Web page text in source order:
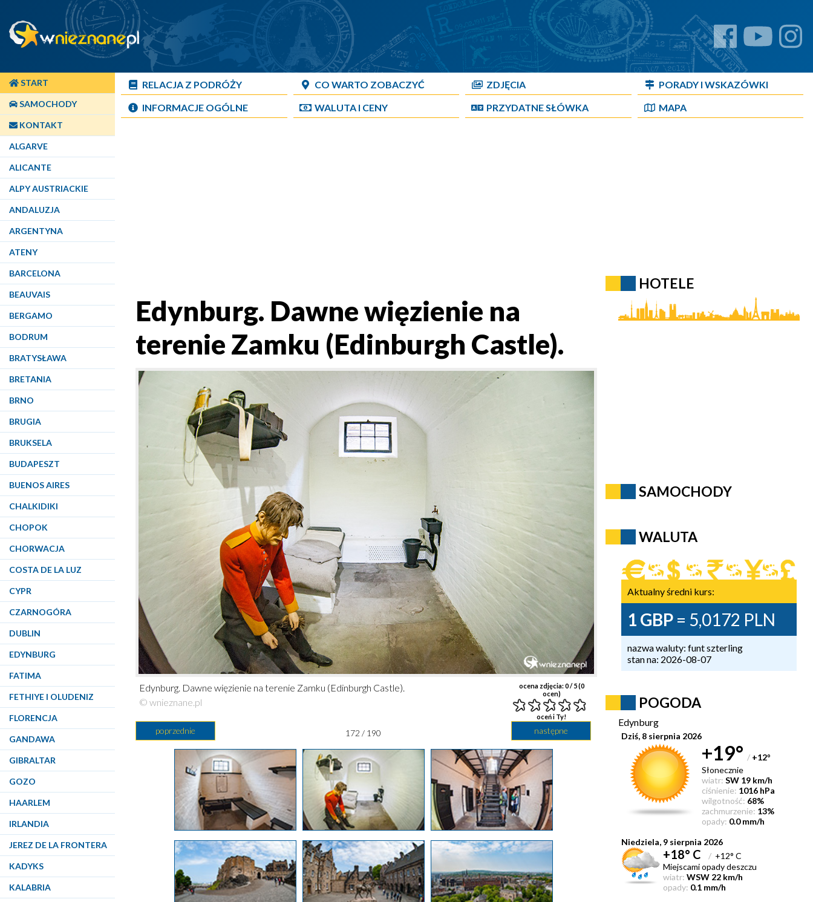
START
SAMOCHODY
KONTAKT
ALGARVE
ALICANTE
ALPY AUSTRIACKIE
ANDALUZJA
ARGENTYNA
ATENY
BARCELONA
BEAUVAIS
BERGAMO
BODRUM
BRATYSŁAWA
BRETANIA
BRNO
BRUGIA
BRUKSELA
BUDAPESZT
BUENOS AIRES
CHALKIDIKI
CHOPOK
CHORWACJA
COSTA DE LA LUZ
CYPR
CZARNOGÓRA
DUBLIN
EDYNBURG
FATIMA
FETHIYE I OLUDENIZ
FLORENCJA
GANDAWA
GIBRALTAR
GOZO
HAARLEM
IRLANDIA
JEREZ DE LA FRONTERA
KADYKS
KALABRIA
RELACJA Z PODRÓŻY CO WARTO ZOBACZYĆ ZDJĘCIA
PORADY I WSKAZÓWKI
INFORMACJE OGÓLNE
WALUTA I CENY PRZYDATNE SŁÓWKA MAPA
Edynburg. Dawne więzienie na
terenie Zamku (Edinburgh Castle).
ocena zdjęcia:0/ 5 (0
ocen)
oceń i Ty!
Edynburg. Dawne więzienie na terenie Zamku (Edinburgh Castle).
© wnieznane.pl
poprzednie następne
172 / 190
HOTELE
SAMOCHODY
WALUTA
Aktualny średni kurs:
1 GBP = 5,0172 PLN
nazwa waluty: funt szterling
stan na: 2026-08-07
POGODA
Edynburg
Dziś, 8 sierpnia 2026
+19° / +12°
Słonecznie
wiatr: SW 19 km/h
ciśnienie: 1016 hPa
wilgotność: 68%
zachmurzenie: 13%
opady: 0.0 mm/h
Niedziela, 9 sierpnia 2026
+18° C / +12° C
Miejscami opady deszczu
wiatr: WSW 22 km/h
opady: 0.1 mm/h